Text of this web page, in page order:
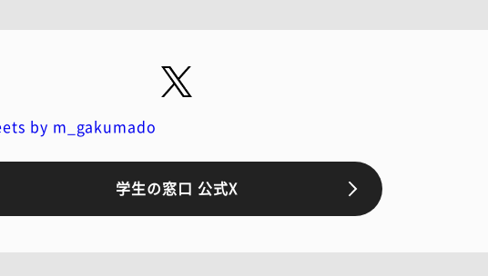
by m_gakumado
学生の窓口 公式X